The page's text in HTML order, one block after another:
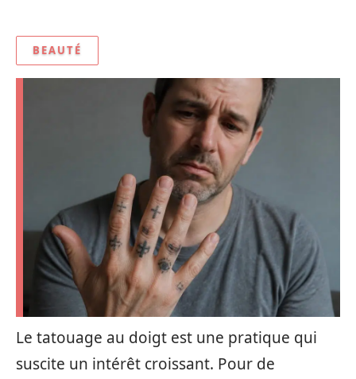
BEAUTÉ
Le tatouage au doigt est une pratique qui
suscite un intérêt croissant. Pour de